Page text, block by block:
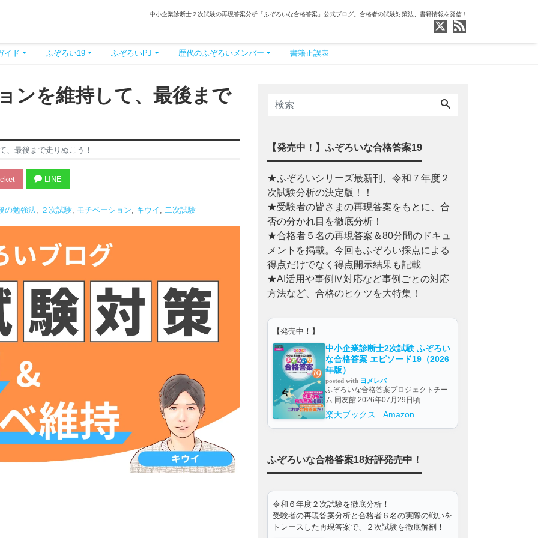
中小企業診断士２次試験の再現答案分析「ふぞろいな合格答案」公式ブログ。合格者の試験対策法、書籍情報を発信！
イド ふぞろい19 ふぞろいPJ 歴代のふぞろいメンバー 書籍正誤表
ンを維持して、最後まで
、最後まで走りぬこう！
LINE
の勉強法, ２次試験, モチベーション キウイ 二次試験
【発売中！】ふぞろいな合格答案19
★ふぞろいシリーズ最新刊、令和７年度２
次試験分析の決定版！！
★受験者の皆さまの再現答案をもとに、合
否の分かれ目を徹底分析！
★合格者５名の再現答案＆80分間のドキュ
メントを掲載。今回もふぞろい採点による
得点だけでなく得点開示結果も記載
★AI活用や事例Ⅳ対応など事例ごとの対応
方法など、合格のヒケツを大特集！
【発売中！】
中小企業診断士2次試験 ふぞろい
な合格答案 エピソード19（2026
年版）
posted with ヨメレバ
ふぞろいな合格答案プロジェクトチー
ム 同友館 2026年07月29日頃
楽天ブックス Amazon
ふぞろいな合格答案18好評発売中！
令和６年度２次試験を徹底分析！
受験者の再現答案分析と合格者６名の実際の戦いを
トレースした再現答案で、２次試験を徹底解剖！